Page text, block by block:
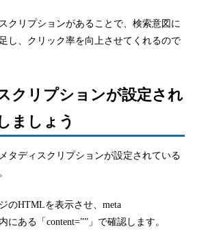
クリプションがあることで、検索意図に
し、クリック率を向上させてくれるので
クリプションが設定され
ましょう
タディスクリプションが設定されている
のHTMLを表示させ、meta
にある「content=””」で確認します。